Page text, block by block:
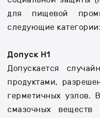
для пищевой
следующие категории:
Допуск H1
Допускается
продуктами,
герметичных узлов.
смазочных